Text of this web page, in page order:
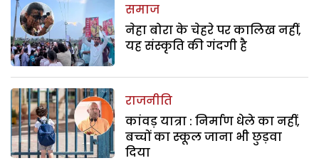
समाज
नेहा बोरा के चेहरे पर कालिख नहीं,
यह संस्कृति की गंदगी है
राजनीति
कांवड़ यात्रा : निर्माण धेले का नहीं,
बच्चों का स्कूल जाना भी छुड़वा
दिया